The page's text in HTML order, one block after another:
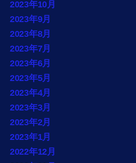
2023年10月
2023年9月
2023年8月
2023年7月
2023年6月
2023年5月
2023年4月
2023年3月
2023年2月
2023年1月
2022年12月